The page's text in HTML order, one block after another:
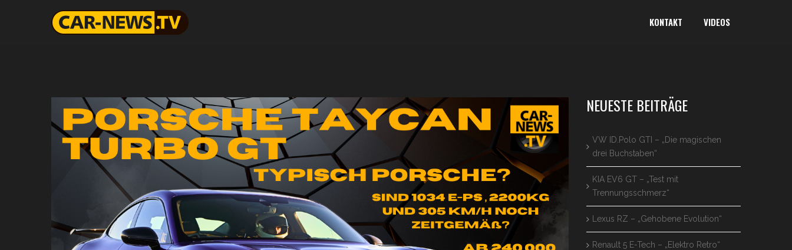
KONTAKT VIDEOS
NEUESTE BEITRÄGE
VW ID.Polo GTI – „Die magischen
drei Buchstaben“
KIA EV6 GT – „Test mit
Trennungsschmerz“
Lexus RZ – „Gehobene Evolution“
Renault 5 E-Tech – „Elektro Retro“